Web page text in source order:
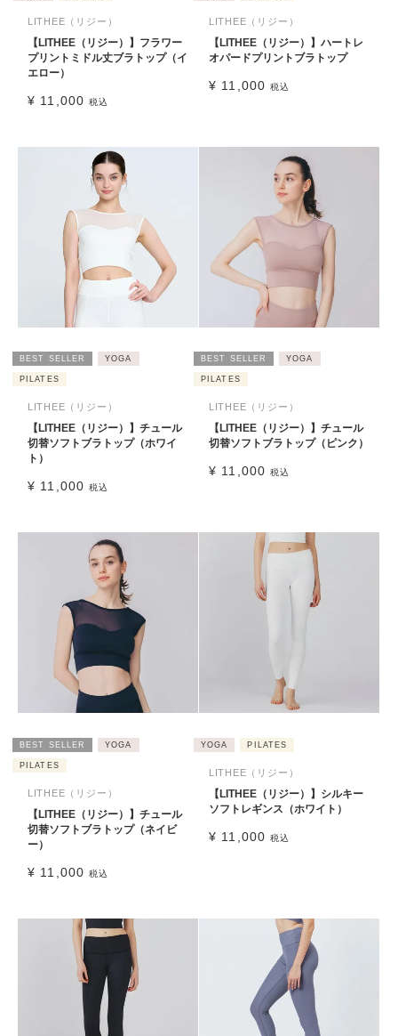
LITHEE（リジー）
【LITHEE（リジー）】フラワー
プリントミドル丈ブラトップ（イ
エロー）
¥ 11,000 税込
LITHEE（リジー）
【LITHEE（リジー）】ハートレ
オパードプリントブラトップ
¥ 11,000 税込
BEST SELLER YOGA
PILATES
LITHEE（リジー）
【LITHEE（リジー）】チュール
切替ソフトブラトップ（ホワイ
ト）
¥ 11,000 税込
BEST SELLER YOGA
PILATES
LITHEE（リジー）
【LITHEE（リジー）】チュール
切替ソフトブラトップ（ピンク）
¥ 11,000 税込
BEST SELLER YOGA
PILATES
LITHEE（リジー）
【LITHEE（リジー）】チュール
切替ソフトブラトップ（ネイビ
ー）
¥ 11,000 税込
YOGA PILATES
LITHEE（リジー）
【LITHEE（リジー）】シルキー
ソフトレギンス（ホワイト）
¥ 11,000 税込